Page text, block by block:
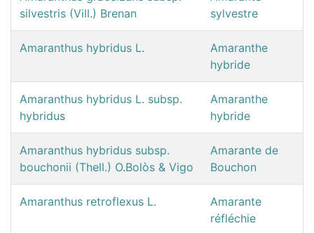
silvestris (Vill.) Brenan
sylvestre
Amaranthus hybridus L.
Amaranthe
hybride
Amaranthus hybridus L. subsp.
hybridus
Amaranthe
hybride
Amaranthus hybridus subsp.
bouchonii (Thell.) O.Bolòs & Vigo
Amarante de
Bouchon
Amaranthus retroflexus L.
Amarante
réfléchie